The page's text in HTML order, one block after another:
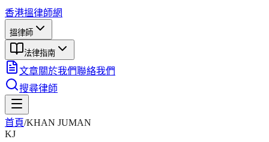
香港搵律師網
搵律師
法律指南
文章關於我們聯絡我們
搜尋律師
首頁/KHAN JUMAN
KJ